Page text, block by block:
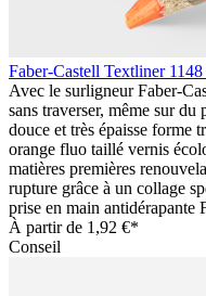
Faber-Castell Textliner
Avec le surligneur Faber-
sans traverser, même sur
douce et très épaisse forme
orange fluo taillé vernis
matières premières
rupture grâce à un collage
prise en main antidérapante
À partir de 1,92 €*
Conseil